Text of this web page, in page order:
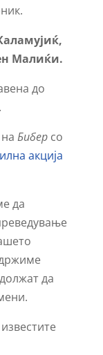
Малиќи.
до
Биберсо
акција
да
да